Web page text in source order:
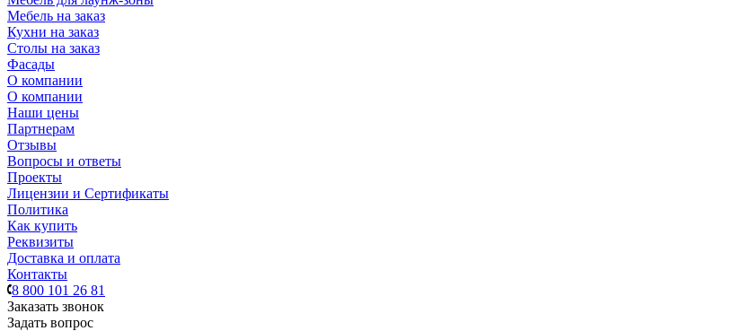
Мебель на заказ
Кухни на заказ
Столы на заказ
Фасады
О компании
О компании
Наши цены
Партнерам
Отзывы
Вопросы и ответы
Проекты
Лицензии и Сертификаты
Политика
Как купить
Реквизиты
Доставка и оплата
Контакты
8 800 101 26 81
Заказать звонок
Задать вопрос